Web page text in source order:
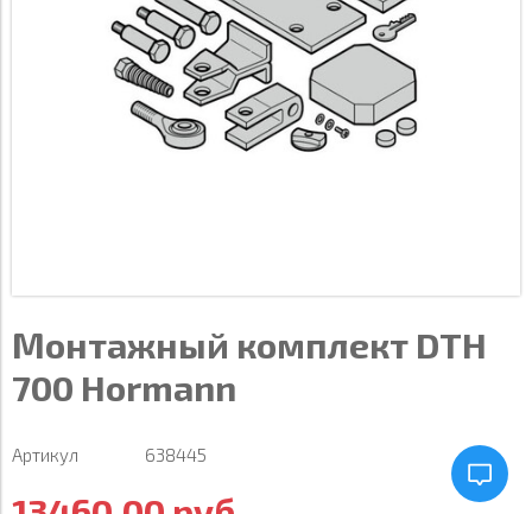
Монтажный комплект DTH
700 Hormann
Артикул 638445